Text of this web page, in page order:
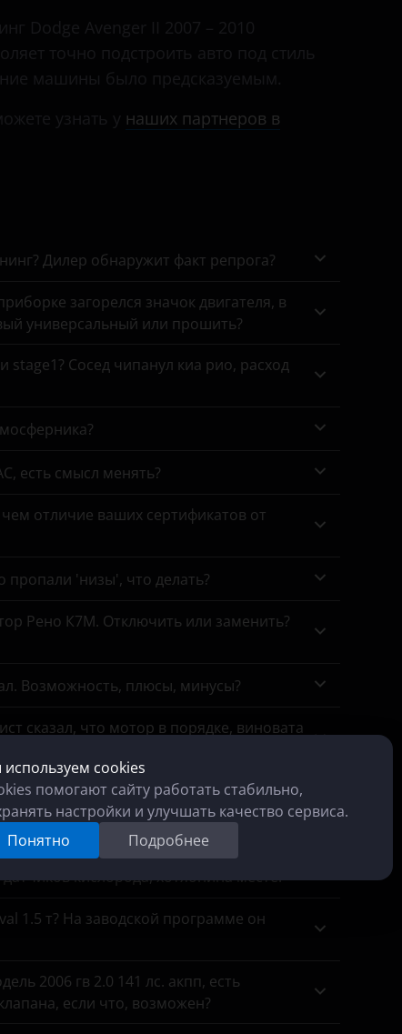
cookies
помогают сайту работать стабильно,
настройки и улучшать качество сервиса.
Понятно
Подробнее
наших партнеров в
Дилер обнаружит факт репрога?
загорелся значок двигателя, в
универсальный или прошить?
stage1? Сосед чипанул киа рио, расход
есть смысл менять?
отличие ваших сертификатов от
пропали 'низы', что делать?
Рено К7М. Отключить или заменить?
Возможность, плюсы, минусы?
сказал, что мотор в порядке, виновата
системы показал, что удаление
на форсаже, особенно на трассе,
на место?
кислорода, хотяонина месте.
1.5 т? На заводской программе он
2006 гв 2.0 141 лс. акпп, есть
если что, возможен?